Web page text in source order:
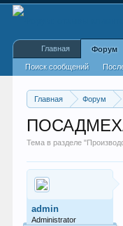
Главная Форум
Тема в разделе "
admin
Administrator
Главная Форум
Поиск сообщений